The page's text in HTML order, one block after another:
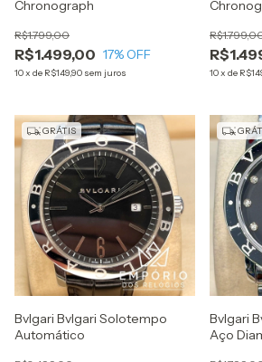
Chronograph
R$1.499,00
R$1.799,00
17% OFF
10x de R$149,90 sem juros 10x de
GRÁTIS
Bvlgari Bvlgari Solotempo
Automático
Bvlgari
Aço